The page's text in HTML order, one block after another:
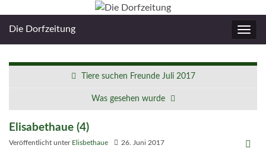
Die Dorfzeitung
Tiere suchen Freunde Juli 2017
Was gesehen wurde
Elisabethaue (4)
Veröffentlicht unter Elisbethaue 26. Juni 2017